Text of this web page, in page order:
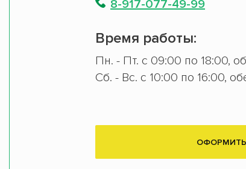
8-917-077-49-99
Время работы:
Пн. - Пт. с 09:00 по 18:00,
Сб. - Вс. с 10:00 по 16:00,